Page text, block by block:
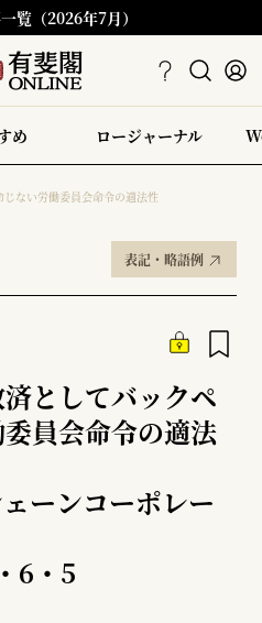
覧（2026年7月）
め ロージャーナル
ない労働委員会命令の適法性
表記・略語例
としてバックペ
員会命令の適法
ーンコーポレー
6・5